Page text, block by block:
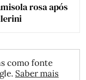
rosa após
como fonte
Saber mais